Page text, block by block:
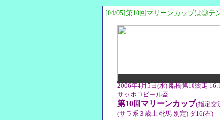
[04/05]第10回マリーンカップは◎テ
2006年4月5日(水) 船橋第10競走
サッポロビール盃
第10回マリーンカップ(指定
(サラ系３歳上 牝馬 別定) ダ16(右)